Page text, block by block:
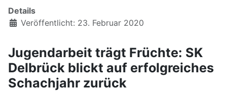
Details
Veröffentlicht: 23. Februar 2020
Jugendarbeit trägt Früchte: SK
Delbrück blickt auf erfolgreiches
Schachjahr zurück